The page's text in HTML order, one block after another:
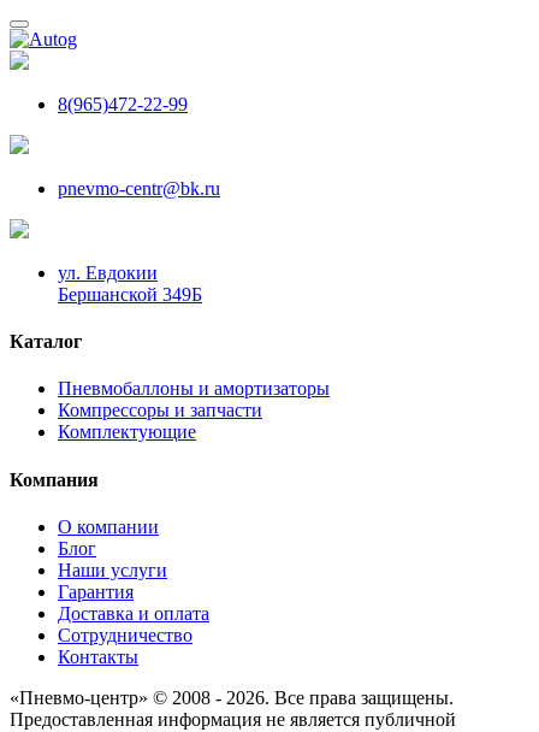
8(965)472-22-99
pnevmo-centr@bk.ru
ул. Евдокии
Бершанской 349Б
Каталог
Пневмобаллоны и амортизаторы
Компрессоры и запчасти
Комплектующие
Компания
О компании
Блог
Наши услуги
Гарантия
Доставка и оплата
Сотрудничество
Контакты
«Пневмо-центр» © 2008 - 2026. Все права защищены.
Предоставленная информация не является публичной